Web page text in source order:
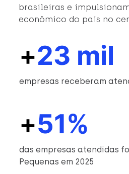
brasileiras e
econômico do país no
+23 mil
empresas receberam
+51%
das empresas atendidas
Pequenas em 2025